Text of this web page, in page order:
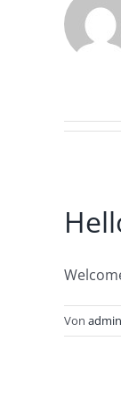
Von admin